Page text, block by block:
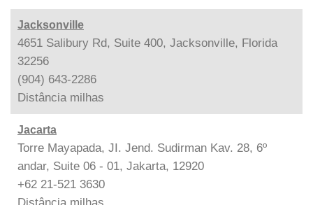
Jacksonville
4651 Salibury Rd, Suite 400, Jacksonville, Florida
32256
(904) 643-2286
Distância milhas
Jacarta
Torre Mayapada, JI. Jend. Sudirman Kav. 28, 6º
andar, Suite 06 - 01, Jakarta, 12920
+62 21-521 3630